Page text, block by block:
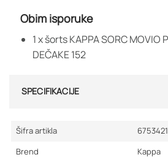
Obim isporuke
1 x šorts KAPPA SORC MOVIO
DEČAKE 152
SPECIFIKACIJE
Šifra artikla
6753421
Brend
Kappa